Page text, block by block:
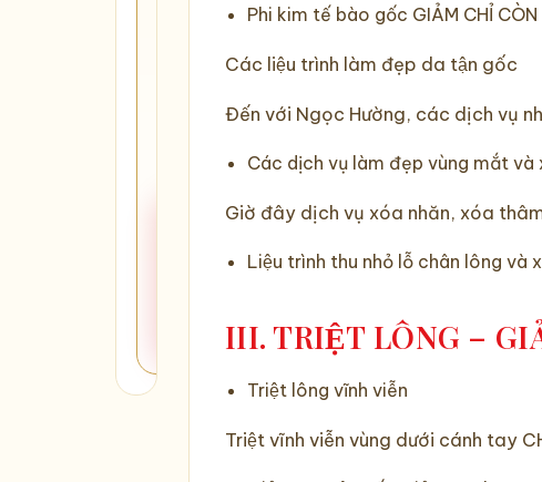
Bảo
25
Phi kim tế bào gốc GIẢM CHỈ
Các liệu trình làm đẹp da tận gốc
Đến với Ngọc Hường, các dịch vụ
Các dịch vụ làm đẹp vùng mắt và
Giờ đây dịch vụ xóa nhăn, xóa
Liệu trình thu nhỏ lỗ chân lông và
III. TRIỆT LÔNG –
Triệt lông vĩnh viễn
Triệt vĩnh viễn vùng dưới cánh tay